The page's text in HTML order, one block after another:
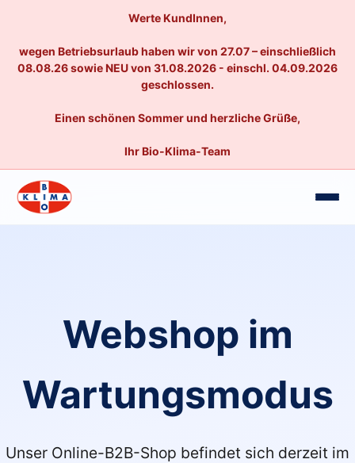
Werte KundInnen,
wegen Betriebsurlaub haben wir von 27.07 – einschließlich
08.08.26 sowie NEU von 31.08.2026 - einschl. 04.09.2026
geschlossen.
Einen schönen Sommer und herzliche Grüße,
Ihr Bio-Klima-Team
Webshop im
Wartungsmodus
Unser Online-B2B-Shop befindet sich derzeit im